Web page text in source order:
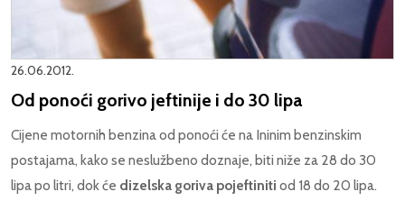
26.06.2012.
Od ponoći gorivo jeftinije i do 30 lipa
Cijene motornih benzina od ponoći će na Ininim benzinskim
postajama, kako se neslužbeno doznaje, biti niže za 28 do 30
lipa po litri, dok će dizelska goriva pojeftiniti od 18 do 20 lipa.